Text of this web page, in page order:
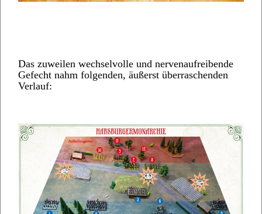
Das zuweilen wechselvolle und nervenaufreibende
Gefecht nahm folgenden, äußerst überraschenden
Verlauf: